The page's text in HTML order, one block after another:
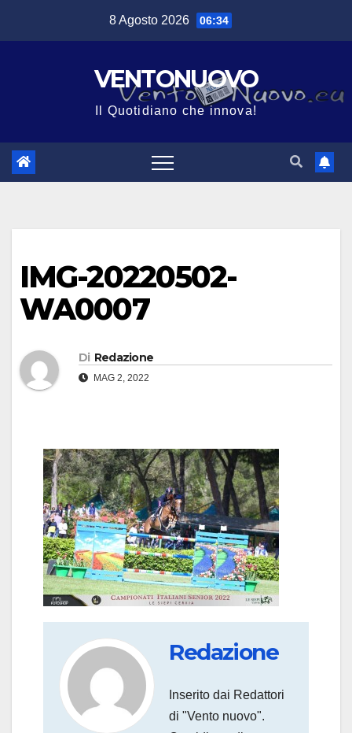
8 Agosto 2026 06:34
VENTONUOVO
Il Quotidiano che innova!
IMG-20220502-
WA0007
Di Redazione
MAG 2, 2022
Redazione
Inserito dai Redattori
di "Vento nuovo".